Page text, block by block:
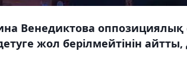
Венедиктова оппозициялық
жол берілмейтінін